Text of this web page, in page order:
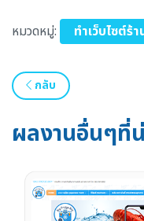
หมวดหมู่: ทำเว็บไซต์ร้
กลับ
ผลงานอื่นๆที่